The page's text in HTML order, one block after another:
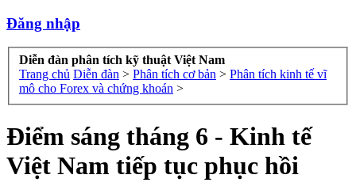
Đăng nhập
Diễn đàn phân tích kỹ thuật Việt Nam
Trang chủ Diễn đàn > Phân tích cơ bản > Phân tích kinh tế vĩ
mô cho Forex và chứng khoán >
Điểm sáng tháng 6 - Kinh tế
Việt Nam tiếp tục phục hồi